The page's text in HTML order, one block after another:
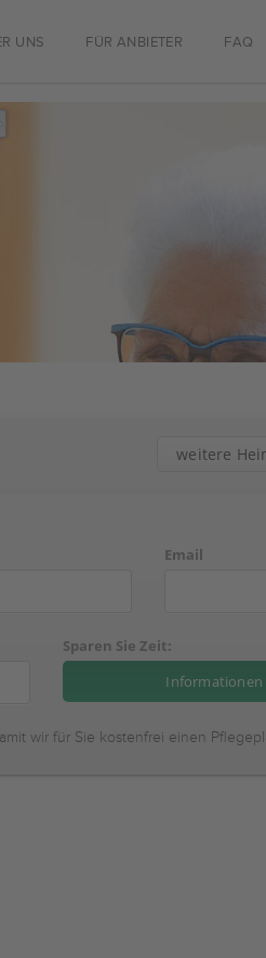
UNS FÜR ANBIETER FAQ
weitere
Email
Sparen Sie Zeit:
wir für Sie kostenfrei einen